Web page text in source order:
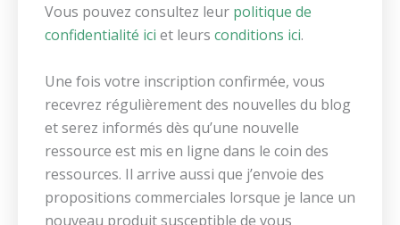
Vous pouvez consultez leur politique de
confidentialité ici et leurs conditions ici.
Une fois votre inscription confirmée, vous
recevrez régulièrement des nouvelles du blog
et serez informés dès qu’une nouvelle
ressource est mis en ligne dans le coin des
ressources. Il arrive aussi que j’envoie des
propositions commerciales lorsque je lance un
nouveau produit susceptible de vous